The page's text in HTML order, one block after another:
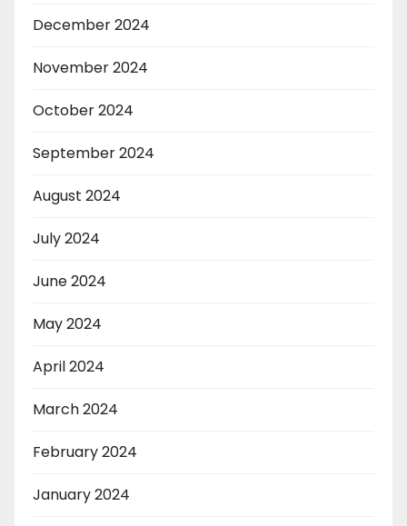
December 2024
November 2024
October 2024
September 2024
August 2024
July 2024
June 2024
May 2024
April 2024
March 2024
February 2024
January 2024